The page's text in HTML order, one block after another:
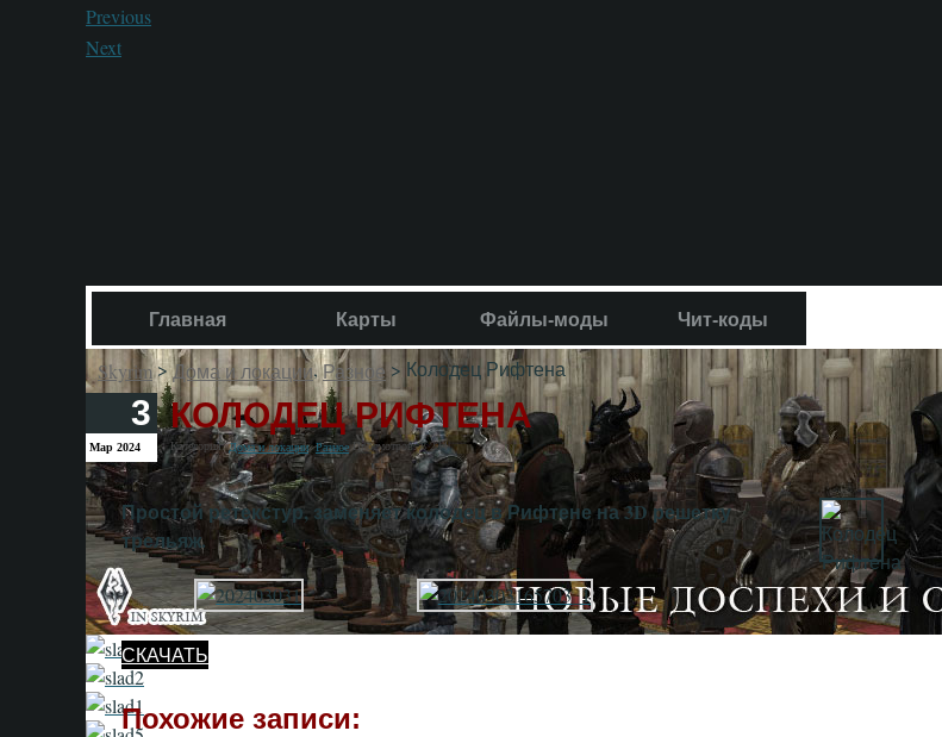
Previous
Next
Главная Карты Файлы-моды Чит-коды
Skyrim>Дома и локации,Разное > Колодец Рифтена
3
Мар 2024
КОЛОДЕЦ РИФТЕНА
Категория:Дома и локации,РазноеПросмотров: 8 234
Простой ретекстур, заменяет колодец в Рифтене на 3D решетку
трельяж.
СКАЧАТЬ
Похожие записи: